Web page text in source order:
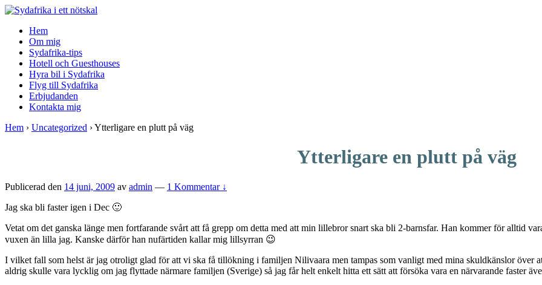
↓
Main
Content
Hem
Om mig
Sydafrika-tips
Hotell och Guesthouses
Hyra bil i Sydafrika
Flyg till Sydafrika
Erbjudanden
Kontakta mig
Hem › Uncategorized ›Ytterligare en plutt på väg
Ytterligare en plutt på väg
Publicerad den 14 juni, 2009 av admin — 1 Kommentar ↓
Jag ska bli faster igen i Dec 🙂
Vetat om det ganska länge men fortfarande svårt att få grepp om detta med att min lillebror snart ska bli 2-barnsfar. Han kommer för alltid
vuxen än lilla jag. Kanske därför han nufärtiden kallar mig lillsyrran 😉
I vilket fall som helst är jag otroligt glad för att vi ska få tillökning i familjen Nilivaara men tampas som vanligt med mina skuldkänslor över
aldrig skulle vara lycklig om jag flyttade närmare familjen (Sverige) så jag får helt enkelt hitta ett sätt att försöka vara en närvarande faster